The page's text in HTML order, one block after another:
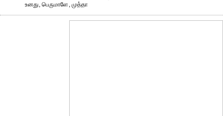
உனது, பெருமாளே, முத்தா